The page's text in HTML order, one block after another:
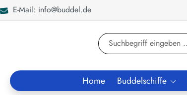
Zur Suche springen
E-Mail: info@buddel.de
Home Buddelschiffe